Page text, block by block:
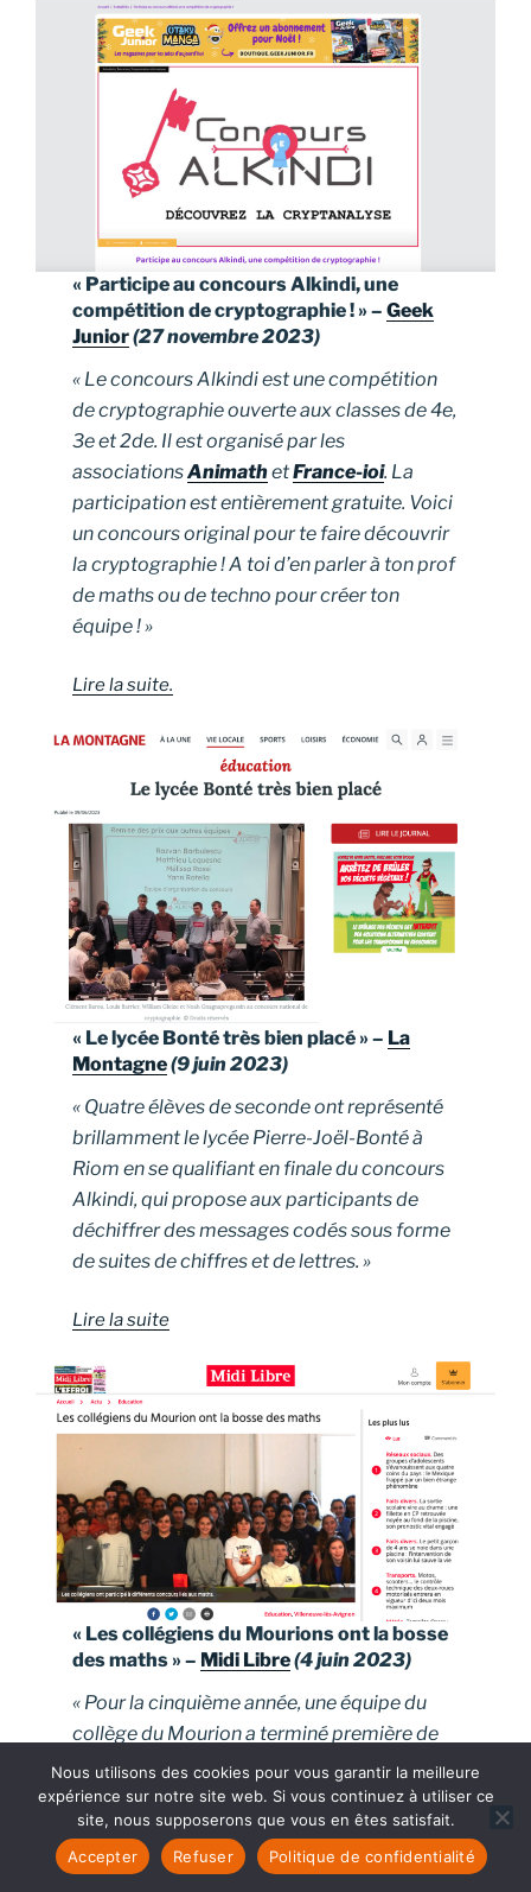
« Participe au concours Alkindi, une
compétition de cryptographie ! » –Geek
Junior(27 novembre 2023)
« Le concours Alkindi est une compétition
de cryptographie ouverte aux classes de 4e,
3e et 2de. Il est organisé par les
associationsAnimathetFrance-ioi. La
participation est entièrement gratuite. Voici
un concours original pour te faire découvrir
la cryptographie ! A toi d’en parler à ton prof
de maths ou de techno pour créer ton
équipe ! »
Lire la suite.
« Le lycée Bonté très bien placé » – La
Montagne(9 juin 2023)
« Quatre élèves de seconde ont représenté
brillamment le lycée Pierre-Joël-Bonté à
Riom en se qualifiant en finale du concours
Alkindi, qui propose aux participants de
déchiffrer des messages codés sous forme
de suites de chiffres et de lettres. »
Lire la suite
« Les collégiens du Mourions ont la bosse
des maths » – Midi Libre(4 juin 2023)
« Pour la cinquième année, une équipe du
collège du Mourion a terminé première de
l’académie au concours Alkindi
(compétition de cryptanalyse) et s’est
qualifiée pour la finale. Accompagnés de
leur professeur Fabien Tessereau, les élèves
Nous utilisons des cookies pour vous garantir la meilleure
expérience sur notre site web. Si vous continuez à utiliser ce
site, nous supposerons que vous en êtes satisfait.
Accepter
Refuser Politique de confidentialité